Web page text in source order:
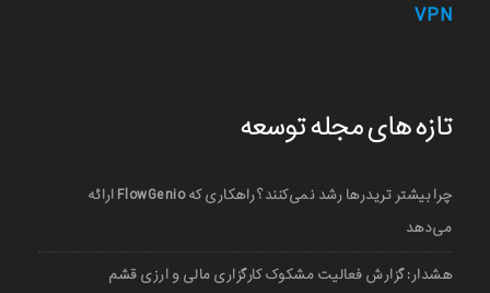
VPN
تازه های مجله توسعه
چرا بیشتر تریدرها رشد نمی‌کنند؟ راهکاری که FlowGenio ارائه
می‌دهد
هشدار: گزارش فعالیت مشکوک کارگزاری مالی و ارزی قشم